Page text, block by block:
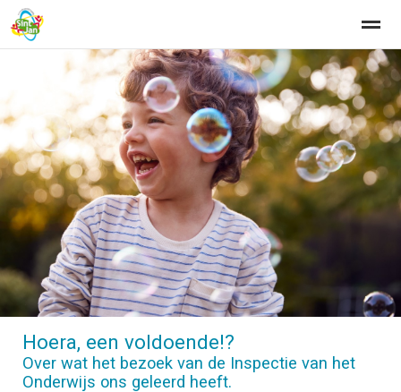
Home Zoeken Nieuws Agenda
Hoera, een voldoende!?
Over wat het bezoek van de Inspectie van het
Onderwijs ons geleerd heeft.